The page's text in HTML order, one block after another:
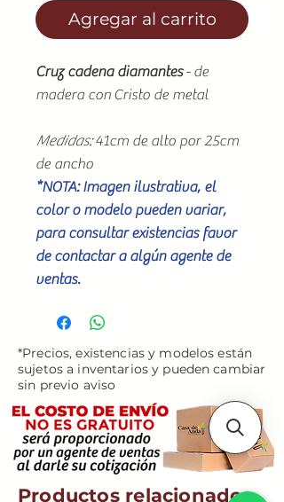
Agregar al carrito
Cruz cadena diamantes- de
madera con Cristo de metal
Medidas:41cm de alto por 25cm
de ancho
*NOTA: Imagen ilustrativa, el
color o modelo pueden variar,
para consultar existencias favor
de contactar a algún agente de
ventas.
*Precios, existencias y modelos están
sujetos a inventarios y pueden cambiar
sin previo aviso
Productos relacionados